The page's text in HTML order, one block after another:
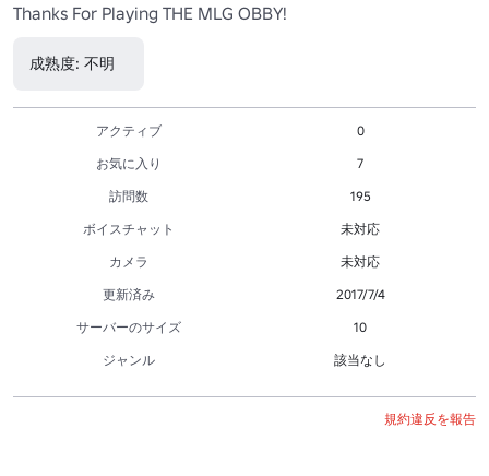
Thanks For Playing THE MLG OBBY!
成熟度: 不明
アクティブ
0
お気に入り
7
訪問数
195
ボイスチャット
未対応
カメラ
未対応
更新済み
2017/7/4
サーバーのサイズ
10
ジャンル
該当なし
規約違反を報告